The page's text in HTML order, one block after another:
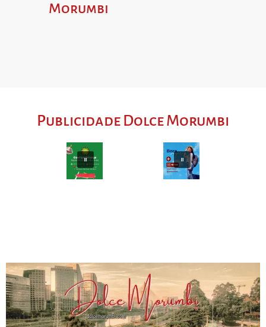
Morumbi
Publicidade Dolce Morumbi